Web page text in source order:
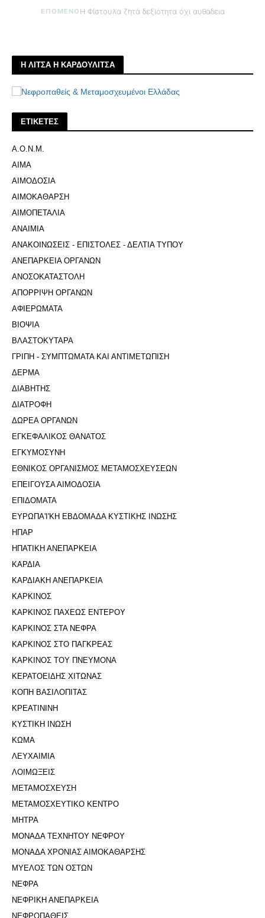
ΕΠΟΜΕΝΟ Η Φίστουλα ζητά δεξιότητα όχι αυθάδεια
Η ΛΙΤΣΑ Η ΚΑΡΔΟΥΛΙΤΣΑ
ΕΤΙΚΕΤΕΣ
Α.Ο.Ν.Μ.
ΑΙΜΑ
ΑΙΜΟΔΟΣΙΑ
ΑΙΜΟΚΑΘΑΡΣΗ
ΑΙΜΟΠΕΤΑΛΙΑ
ΑΝΑΙΜΙΑ
ΑΝΑΚΟΙΝΩΣΕΙΣ - ΕΠΙΣΤΟΛΕΣ - ΔΕΛΤΙΑ ΤΥΠΟΥ
ΑΝΕΠΑΡΚΕΙΑ ΟΡΓΑΝΩΝ
ΑΝΟΣΟΚΑΤΑΣΤΟΛΗ
ΑΠΟΡΡΙΨΗ ΟΡΓΑΝΩΝ
ΑΦΙΕΡΩΜΑΤΑ
ΒΙΟΨΙΑ
ΒΛΑΣΤΟΚΥΤΑΡΑ
ΓΡΙΠΗ - ΣΥΜΠΤΩΜΑΤΑ ΚΑΙ ΑΝΤΙΜΕΤΩΠΙΣΗ
ΔΕΡΜΑ
ΔΙΑΒΗΤΗΣ
ΔΙΑΤΡΟΦΗ
ΔΩΡΕΑ ΟΡΓΑΝΩΝ
ΕΓΚΕΦΑΛΙΚΟΣ ΘΑΝΑΤΟΣ
ΕΓΚΥΜΟΣΥΝΗ
ΕΘΝΙΚΟΣ ΟΡΓΑΝΙΣΜΟΣ ΜΕΤΑΜΟΣΧΕΥΣΕΩΝ
ΕΠΕΙΓΟΥΣΑ ΑΙΜΟΔΟΣΙΑ
ΕΠΙΔΟΜΑΤΑ
ΕΥΡΩΠΑ'Ι'ΚΗ ΕΒΔΟΜΑΔΑ ΚΥΣΤΙΚΗΣ ΙΝΩΣΗΣ
ΗΠΑΡ
ΗΠΑΤΙΚΗ ΑΝΕΠΑΡΚΕΙΑ
ΚΑΡΔΙΑ
ΚΑΡΔΙΑΚΗ ΑΝΕΠΑΡΚΕΙΑ
ΚΑΡΚΙΝΟΣ
ΚΑΡΚΙΝΟΣ ΠΑΧΕΩΣ ΕΝΤΕΡΟΥ
ΚΑΡΚΙΝΟΣ ΣΤΑ ΝΕΦΡΑ
ΚΑΡΚΙΝΟΣ ΣΤΟ ΠΑΓΚΡΕΑΣ
ΚΑΡΚΙΝΟΣ ΤΟΥ ΠΝΕΥΜΟΝΑ
ΚΕΡΑΤΟΕΙΔΗΣ ΧΙΤΩΝΑΣ
ΚΟΠΗ ΒΑΣΙΛΟΠΙΤΑΣ
ΚΡΕΑΤΙΝΙΝΗ
ΚΥΣΤΙΚΗ ΙΝΩΣΗ
ΚΩΜΑ
ΛΕΥΧΑΙΜΙΑ
ΛΟΙΜΩΞΕΙΣ
ΜΕΤΑΜΟΣΧΕΥΣΗ
ΜΕΤΑΜΟΣΧΕΥΤΙΚΟ ΚΕΝΤΡΟ
ΜΗΤΡΑ
ΜΟΝΑΔΑ ΤΕΧΝΗΤΟΥ ΝΕΦΡΟΥ
ΜΟΝΑΔΑ ΧΡΟΝΙΑΣ ΑΙΜΟΚΑΘΑΡΣΗΣ
ΜΥΕΛΟΣ ΤΩΝ ΟΣΤΩΝ
ΝΕΦΡΑ
ΝΕΦΡΙΚΗ ΑΝΕΠΑΡΚΕΙΑ
ΝΕΦΡΟΠΑΘΕΙΣ